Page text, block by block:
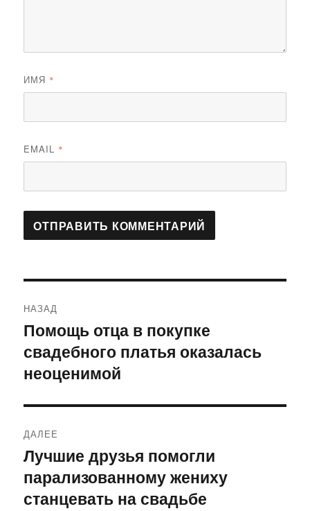
ИМЯ *
EMAIL *
по
записям
НАЗАД
Предыдущая
запись:
Помощь отца в покупке
свадебного платья оказалась
неоценимой
ДАЛЕЕ
Следующая
запись:
Лучшие друзья помогли
парализованному жениху
станцевать на свадьбе